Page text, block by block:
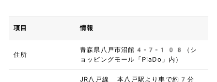
項目 情報
住所
青森県八戸市沼館4-7-108（シ
ョッピングモール「PiaDo」内）
JR八戸線 本八戸駅より車で約7分